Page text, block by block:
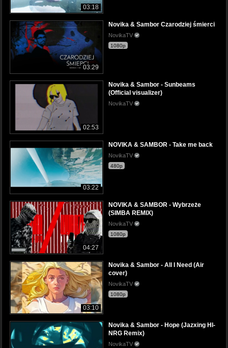
03:18
03:29
Novika & Sambor Czarodziej śmierci
NovikaTV
1080p
02:53
Novika & Sambor - Sunbeams
(Official visualizer)
NovikaTV
03:22
NOVIKA & SAMBOR - Take me back
NovikaTV
480p
04:27
NOVIKA & SAMBOR - Wybrzeże
(SIMBA REMIX)
NovikaTV
1080p
03:10
Novika & Sambor - All I Need (Air
cover)
NovikaTV
1080p
Novika & Sambor - Hope (Jazxing HI-
NRG Remix)
NovikaTV